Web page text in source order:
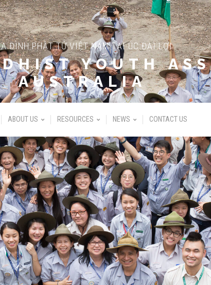
ĐÌNH PHẬT TỬ VIỆT NAM TẠI ÚC ĐẠI LỢI
YOUTH
AUSTRALIA
ABOUT US RESOURCES NEWS CONTACT US